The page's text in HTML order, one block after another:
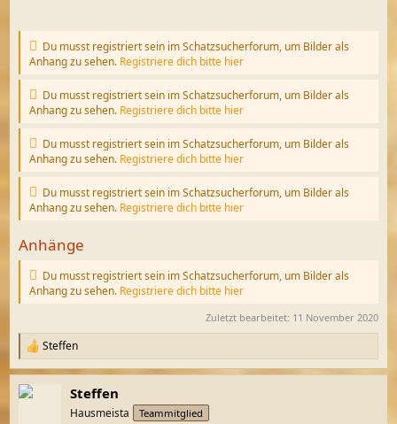
Du musst registriert sein im Schatzsucherforum, um Bilder als
Anhang zu sehen. Registriere dich bitte hier
Du musst registriert sein im Schatzsucherforum, um Bilder als
Anhang zu sehen. Registriere dich bitte hier
Du musst registriert sein im Schatzsucherforum, um Bilder als
Anhang zu sehen. Registriere dich bitte hier
Du musst registriert sein im Schatzsucherforum, um Bilder als
Anhang zu sehen. Registriere dich bitte hier
Anhänge
Du musst registriert sein im Schatzsucherforum, um Bilder als
Anhang zu sehen. Registriere dich bitte hier
Zuletzt bearbeitet: 11 November 2020
R
e
a
k
Steffen
Steffen
Hausmeista Teammitglied